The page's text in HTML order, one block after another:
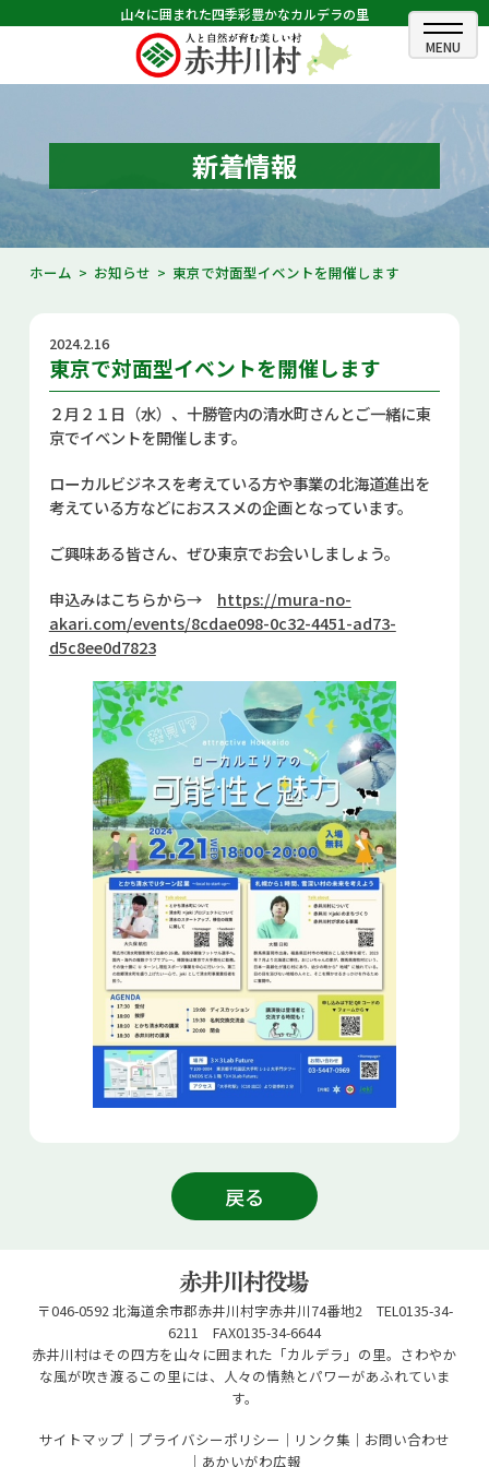
山々に囲まれた四季彩豊かなカルデラの里
ホーム
むらのできごと
むらのプロフィール
くらしの情報
ふるさと納税
観光・イベント情報
お問い合せ
新着情報
ホーム お知らせ 東京で対面型イベントを開催します
2024.2.16
東京で対面型イベントを開催します
２月２１日（水）、十勝管内の清水町さんとご一緒に東
京でイベントを開催します。
ローカルビジネスを考えている方や事業の北海道進出を
考えている方などにおススメの企画となっています。
ご興味ある皆さん、ぜひ東京でお会いしましょう。
申込みはこちらから→ https://mura-no-
akari.com/events/8cdae098-0c32-4451-ad73-
d5c8ee0d7823
戻る
〒046-0592 北海道余市郡赤井川村字赤井川74番地2 TEL0135-34-
6211 FAX0135-34-6644
赤井川村はその四方を山々に囲まれた「カルデラ」の里。さわやか
な風が吹き渡るこの里には、人々の情熱とパワーがあふれていま
す。
サイトマップ
プライバシーポリシー リンク集
お問い合わせ
あかいがわ広報